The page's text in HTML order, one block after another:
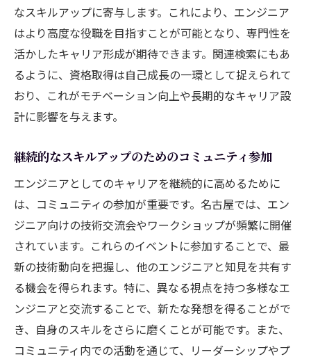
なスキルアップに寄与します。これにより、エンジニア
はより高度な役職を目指すことが可能となり、専門性を
活かしたキャリア形成が期待できます。関連検索にもあ
るように、資格取得は自己成長の一環として捉えられて
おり、これがモチベーション向上や長期的なキャリア設
計に影響を与えます。
継続的なスキルアップのためのコミュニティ参加
エンジニアとしてのキャリアを継続的に高めるために
は、コミュニティの参加が重要です。名古屋では、エン
ジニア向けの技術交流会やワークショップが頻繁に開催
されています。これらのイベントに参加することで、最
新の技術動向を把握し、他のエンジニアと知見を共有す
る機会を得られます。特に、異なる視点を持つ多様なエ
ンジニアと交流することで、新たな発想を得ることがで
き、自身のスキルをさらに磨くことが可能です。また、
コミュニティ内での活動を通じて、リーダーシップやプ